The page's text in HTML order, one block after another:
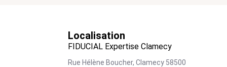
Localisation
FIDUCIAL Expertise Clamecy
Rue Hélène Boucher, Clamecy 58500